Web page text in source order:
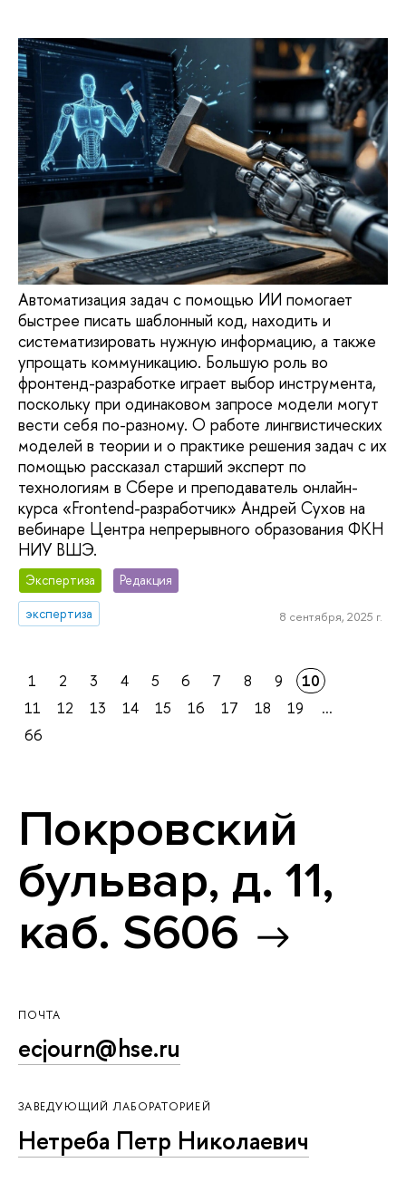
Автоматизация задач с помощью ИИ помогает
быстрее писать шаблонный код, находить и
систематизировать нужную информацию, а также
упрощать коммуникацию. Большую роль во
фронтенд-разработке играет выбор инструмента,
поскольку при одинаковом запросе модели могут
вести себя по-разному. О работе лингвистических
моделей в теории и о практике решения задач с их
помощью рассказал старший эксперт по
технологиям в Сбере и преподаватель онлайн-
курса «Frontend-разработчик» Андрей Сухов на
вебинаре Центра непрерывного образования ФКН
НИУ ВШЭ.
Экспертиза
Редакция
экспертиза
8 сентября, 2025 г.
1 2 3 4 5 6 7 8 9
10
11
12 13 14 15 16 17 18 19
...
66
Покровский
бульвар, д. 11,
каб. S606
ПОЧТА
ecjourn@hse.ru
ЗАВЕДУЮЩИЙ ЛАБОРАТОРИЕЙ
Нетреба Петр Николаевич